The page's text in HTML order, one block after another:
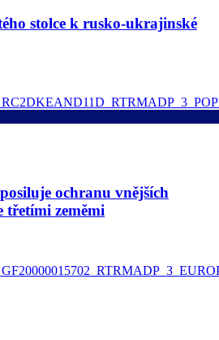
stolce k rusko-ukrajinské
ochranu vnějších
třetími zeměmi